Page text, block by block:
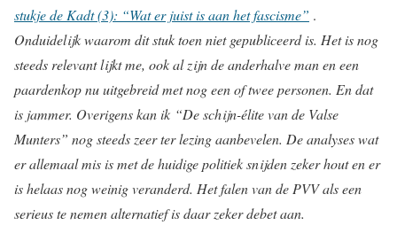
stukjedeKadt(3): “Wat er juist is aan het fascisme” .
Onduidelijk waarom dit stuk toen niet gepubliceerd is. Het is nog
steeds relevant lijkt me, ook al zijn de anderhalve man en een
paardenkop nu uitgebreid met nog een of twee personen. En dat
is jammer. Overigens kan ik “De schijn-élite van de Valse
Munters” nog steeds zeer ter lezing aanbevelen. De analyses wat
er allemaal mis is met de huidige politiek snijden zeker hout en er
is helaas nog weinig veranderd. Het falen van de PVV als een
serieus te nemen alternatief is daar zeker debet aan.